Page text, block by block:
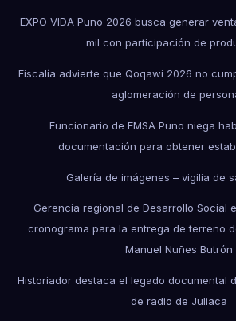
EXPO VIDA Puno 2026 busca generar
mil con participación de
Fiscalía advierte que Qoqawi 2026 no
aglomeración de
Funcionario de EMSA Puno niega
documentación para obtener
Galería de imágenes – vigilia de
Gerencia regional de Desarrollo Social
cronograma para la entrega de terreno
Manuel Nuñes Butrón
Historiador destaca el legado documental
de radio de Juliaca